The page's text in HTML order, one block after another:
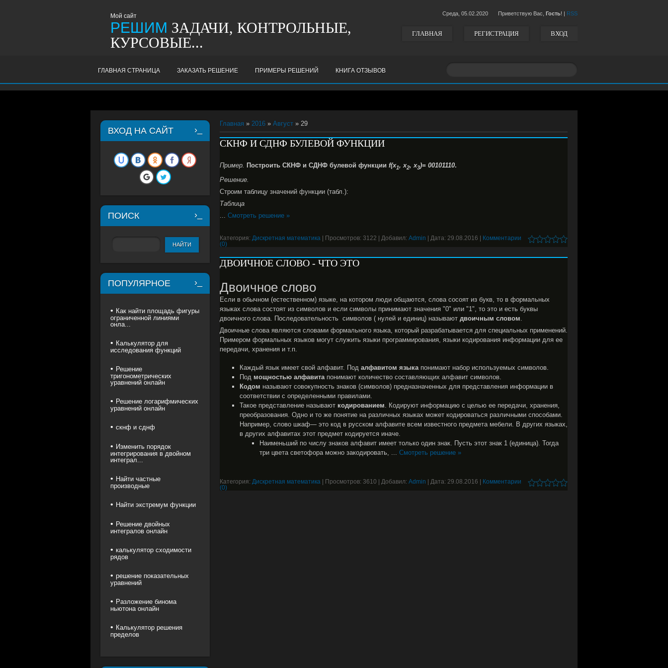
Мой сайт
РЕШИМ ЗАДАЧИ, КОНТРОЛЬНЫЕ,
КУРСОВЫЕ...
Среда, 05.02.2020 Приветствую Вас, Гость! | RSS
ГЛАВНАЯ РЕГИСТРАЦИЯ ВХОД
ГЛАВНАЯ СТРАНИЦА ЗАКАЗАТЬ РЕШЕНИЕ ПРИМЕРЫ РЕШЕНИЙ КНИГА ОТЗЫВОВ
Главная » 2016 » Август » 29
СКНФ И СДНФ БУЛЕВОЙ ФУНКЦИИ
Пример. Построить СКНФ и СДНФ булевой функции f(x1, x2, x3)= 00101110.
Решение.
Строим таблицу значений функции (табл.):
Таблица
Смотреть решение »
Категория: Дискретная математика | Просмотров: 3122 | Добавил: Admin | Дата: 29.08.2016 | Комментарии
(0)
ДВОИЧНОЕ СЛОВО - ЧТО ЭТО
Двоичное слово
Если в обычном (естественном) языке, на котором люди общаются, слова сосоят из букв, то в формальных
языках слова состоят из символов и если символы принимают значения "0" или "1", то это и есть буквы
двоичного слова. Последовательность символов ( нулей и единиц) называют двоичным словом.
Двоичные слова являются словами формального языка, который разрабатывается для специальных применений.
Примером формальных языков могут служить языки программирования, языки кодирования информации для ее
передачи, хранения и т.п.
Каждый язык имеет свой алфавит. Под алфавитом языкапонимают набор используемых символов.
Под мощностью алфавитапонимают количество составляющих алфавит символов.
Кодом называют совокупность знаков (символов) предназначенных для представления информации в
соответствии с определенными правилами.
Такое представление называют кодированием. Кодируют информацию с целью ее передачи, хранения,
преобразования. Одно и то же понятие на различных языках может кодироваться различными способами.
Например, слово шкаф— это код в русском алфавите всем известного предмета мебели. В других языках,
в других алфавитах этот предмет кодируется иначе.
Наименьший по числу знаков алфавит имеет только один знак. Пусть этот знак 1 (единица). Тогда
три цвета светофора можно закодировать, ... Смотреть решение »
Категория: Дискретная математика Просмотров: 3610 Добавил: Admin Дата: 29.08.2016
Комментарии
(0)
ВХОД НА САЙТ
ПОИСК
ПОПУЛЯРНОЕ
Как найти площадь фигуры
ограниченной линиями
онла...
Калькулятор для
исследования функций
Решение
тригонометрических
уравнений онлайн
Решение логарифмических
уравнений онлайн
скнф и сднф
Изменить порядок
интегрирования в двойном
интеграл...
Найти частные
производные
Найти экстремум функции
Решение двойных
интегралов онлайн
калькулятор сходимости
рядов
решение показательных
уравнений
Разложение бинома
ньютона онлайн
Калькулятор решения
пределов